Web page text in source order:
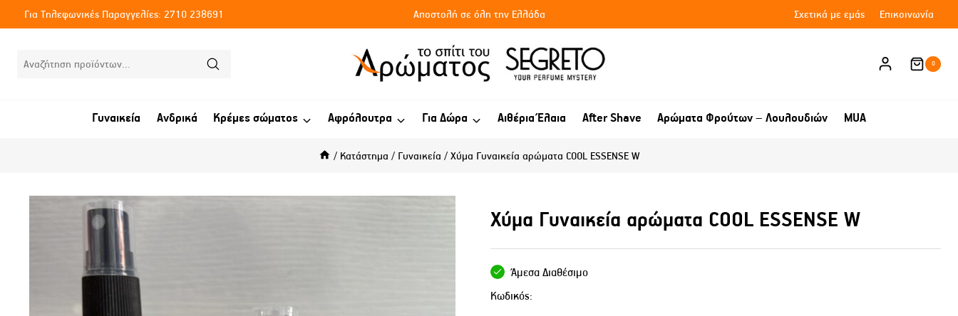
Για Τηλεφωνικές Παραγγελίες: 2710 238691 Αποστολή σε όλη την Ελλάδα Σχετικά με εμάς Επικοινωνία
Αναζήτηση
Αναζήτηση 0
Γυναικεία Ανδρικά Κρέμες σώματος Αφρόλουτρα Για Δώρα Αιθέρια Έλαια After Shave Αρώματα Φρούτων – Λουλουδιών MUA
/ Κατάστημα / Γυναικεία / Χύμα Γυναικεία αρώματα COOL ESSENSE W
Χύμα Γυναικεία αρώματα COOL ESSENSE W
Άμεσα Διαθέσιμο
Κωδικός: